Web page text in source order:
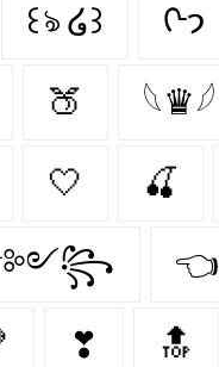
꒰ঌ ໒꒱ ᢉ𐭩
🍑 𓆩♛𓆪
🤍 🍒
👈
❣ 🔝